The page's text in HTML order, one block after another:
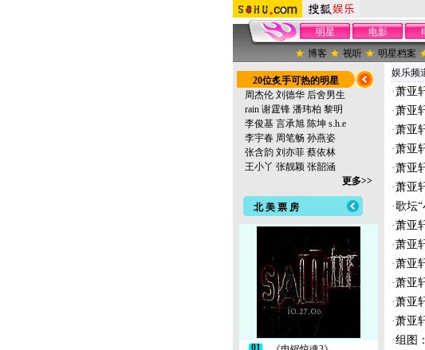
明星
电影
博客
视听 明星档案
20位炙手可热的明星
周杰伦 刘德华 后舍男生
rain 谢霆锋 潘玮柏 黎明
李俊基 言承旭 陈坤 s.h.e
李宇春 周笔畅 孙燕姿
张含韵 刘亦菲 蔡依林
王小丫 张靓颖 张韶涵
更多>>
北 美 票 房
01
娱乐频
·萧亚
·萧亚
·萧亚
·萧亚
·萧亚
·萧亚
·歌坛
·萧亚
·萧亚
·萧亚
·萧亚
·萧亚
·萧亚
·组图